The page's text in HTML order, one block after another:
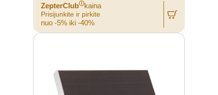
ZepterClubⓘkaina
Prisijunkite ir pirkite
nuo -5% iki -40%